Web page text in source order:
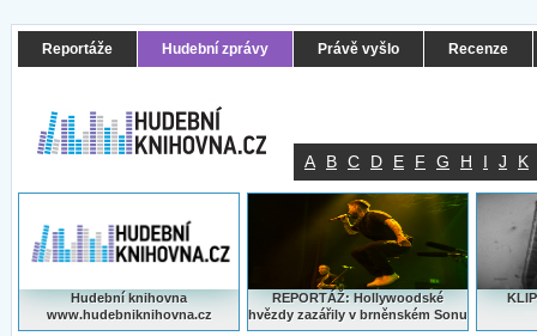
Reportáže Hudební zprávy Právě vyšlo Recenze
A B C D E F G H I J K
Hudební knihovna
www.hudebniknihovna.cz
REPORTÁŽ: Hollywoodské
hvězdy zazářily v brněnském Sonu